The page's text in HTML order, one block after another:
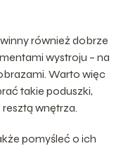
również dobrze
wystroju – na
Warto więc
takie poduszki,
wnętrza.
pomyśleć o ich